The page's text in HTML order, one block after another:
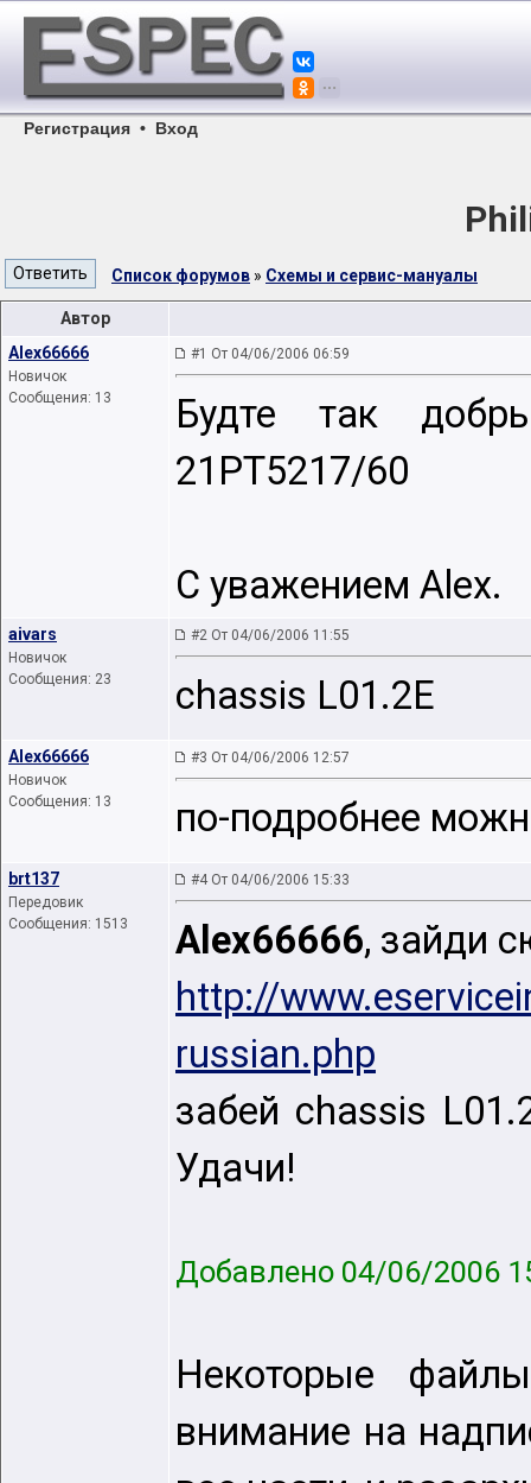
Регистрация • Вход
Список форумов » Схемы и сервис-мануалы
Автор
Alex66666
Новичок
Сообщения: 13
#1 От 04/06/2006 06:59
Будте так
21PT5217/60
С уважением Alex.
aivars
Новичок
Сообщения: 23
#2 От 04/06/2006 11:55
chassis L01.2E
Alex66666
Новичок
Сообщения: 13
#3 От 04/06/2006 12:57
по-подробнее
brt137
Передовик
Сообщения: 1513
#4 От 04/06/2006 15:33
Alex66666, зайди
http://
russian.php
забей chassis
Удачи!
Добавлено 04/06/2006
Некоторые
внимание на